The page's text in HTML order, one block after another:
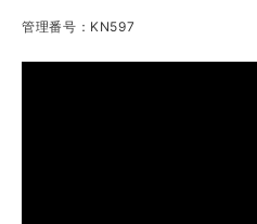
管理番号：KN597